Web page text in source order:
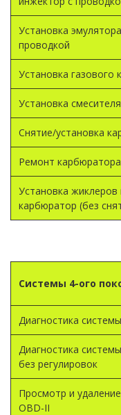
Установка
проводкой
Установка газового
Установка
Снятие/установка
Ремонт
Установка жиклеров
карбюратор (без
Системы 4-ого
Диагностика
Диагностика
без регулировок
Просмотр и
OBD-II